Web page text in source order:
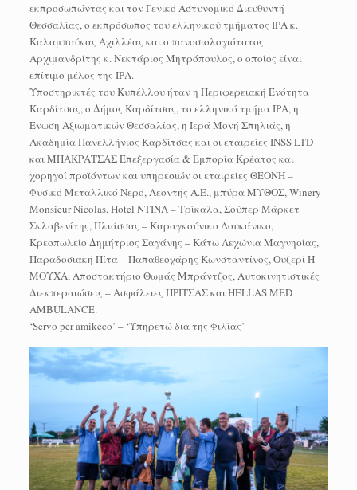
εκπροσωπώντας και τον Γενικό Αστυνομικό Διευθυντή
Θεσσαλίας, ο εκπρόσωπος του ελληνικού τμήματος ΙΡΑ κ.
Καλαμπούκας Αχιλλέας και ο πανοσιολογιότατος
Αρχιμανδρίτης κ. Νεκτάριος Μητρόπουλος, ο οποίος είναι
επίτιμο μέλος της ΙΡΑ.
Υποστηρικτές του Κυπέλλου ήταν η Περιφερειακή Ενότητα
Καρδίτσας, ο Δήμος Καρδίτσας, το ελληνικό τμήμα ΙΡΑ, η
Ένωση Αξιωματικών Θεσσαλίας, η Ιερά Μονή Σπηλιάς, η
Ακαδημία Πανελλήνιος Καρδίτσας και οι εταιρείες INSS LTD
και ΜΠΑΚΡΑΤΣΑΣ Επεξεργασία & Εμπορία Κρέατος και
χορηγοί προϊόντων και υπηρεσιών οι εταιρείες ΘΕΟΝΗ –
Φυσικό Μεταλλικό Νερό, Λεοντής Α.Ε., μπύρα ΜΥΘΟΣ, Winery
Monsieur Nicolas, Hotel NTINA – Τρίκαλα, Σούπερ Μάρκετ
Σκλαβενίτης, Πλιάσσας – Καραγκούνικο Λουκάνικο,
Κρεοπωλείο Δημήτριος Σαγάνης – Κάτω Λεχώνια Μαγνησίας,
Παραδοσιακή Πίτα – Παπαθεοχάρης Κωνσταντίνος, Ουζερί Η
ΜΟΥΧΑ, Αποστακτήριο Θωμάς Μπράντζος, Αυτοκινητιστικές
Διεκπεραιώσεις – Ασφάλειες ΠΡΙΤΣΑΣ και HELLAS MED
AMBULANCE.
‘Servo per amikeco’ – ‘Υπηρετώ δια της Φιλίας’